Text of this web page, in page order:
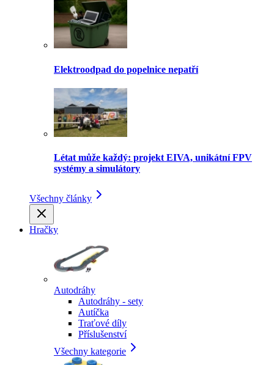
Elektroodpad do popelnice nepatří
Létat může každý: projekt EIVA, unikátní FPV
systémy a simulátory
Všechny články
Hračky
Autodráhy
Autodráhy - sety
Autíčka
Traťové díly
Příslušenství
Všechny kategorie